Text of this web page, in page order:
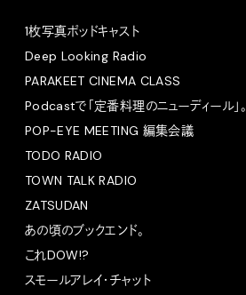
1枚写真ポッドキャスト
Deep Looking Radio
PARAKEET CINEMA CLASS
Podcastで「定番料理のニューディール」。
POP-EYE MEETING 編集会議
TODO RADIO
TOWN TALK RADIO
ZATSUDAN
あの頃のブックエンド。
これDOW!?
スモールアレイ・チャット